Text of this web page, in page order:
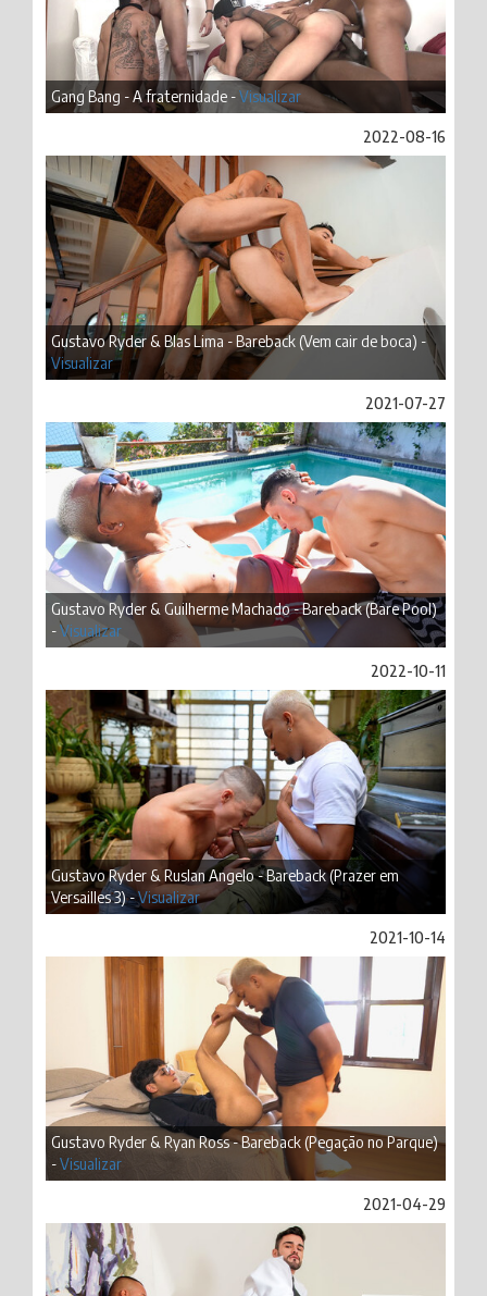
Gang Bang - A fraternidade -Visualizar
2022-08-16
Gustavo Ryder & Blas Lima - Bareback (Vem cair de boca) -
Visualizar
2021-07-27
Gustavo Ryder & Guilherme Machado - Bareback (Bare Pool)
-Visualizar
2022-10-11
Gustavo Ryder & Ruslan Angelo - Bareback (Prazer em
Versailles 3) -Visualizar
2021-10-14
Gustavo Ryder & Ryan Ross - Bareback (Pegação no Parque)
-Visualizar
2021-04-29